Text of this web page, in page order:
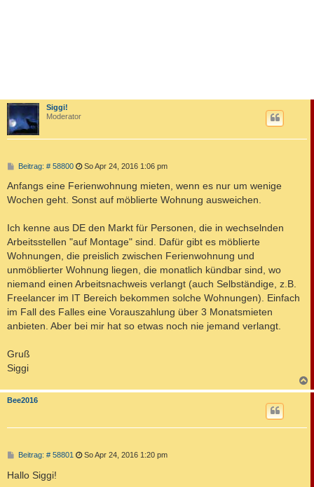
Siggi!
Moderator
Beitrag: # 58800B
i
r
So Apr 24, 2016 1:06 pm
Anfangs eine Ferienwohnung mieten, wenn es nur um wenige
Wochen geht. Sonst auf möblierte Wohnung ausweichen.
Ich kenne aus DE den Markt für Personen, die in wechselnden
Arbeitsstellen "auf Montage" sind. Dafür gibt es möblierte
Wohnungen, die preislich zwischen Ferienwohnung und
unmöblierter Wohnung liegen, die monatlich kündbar sind, wo
niemand einen Arbeitsnachweis verlangt (auch Selbständige, z.B.
Freelancer im IT Bereich bekommen solche Wohnungen). Einfach
im Fall des Falles eine Vorauszahlung über 3 Monatsmieten
anbieten. Aber bei mir hat so etwas noch nie jemand verlangt.
Gruß
Siggi
a
Bee2016
Beitrag: # 58801 B So Apr 24, 2016 1:20 pm
Hallo Siggi!